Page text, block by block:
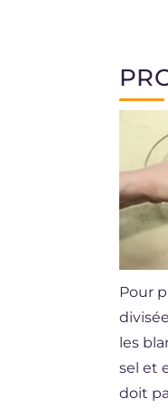
Pour
les
sel et
doit